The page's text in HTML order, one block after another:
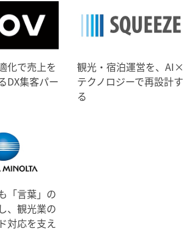
化で売上を
DX集客パー
観光・宿泊運営を、AI×
テクノロジーで再設計す
る
「言葉」の
、観光業の
対応を支え